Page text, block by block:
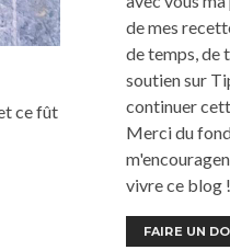
ce fût
de mes
de temps, de
soutien sur
continuer
Merci du
vivre ce blog !
FAIRE UN